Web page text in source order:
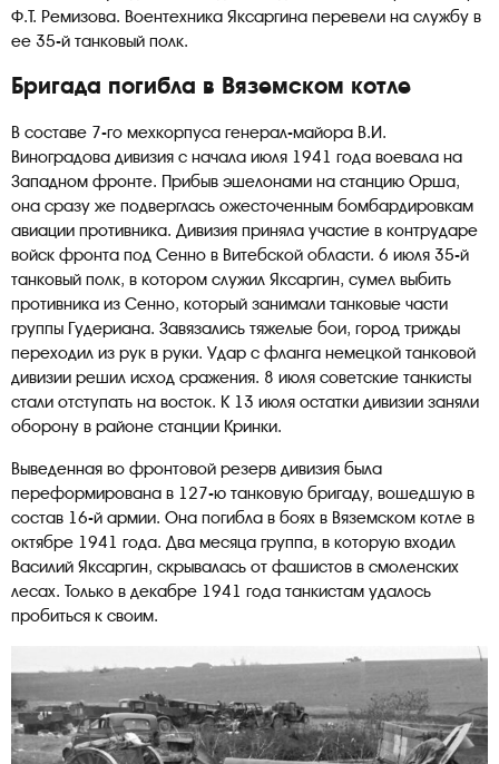
Ф.Т. Ремизова. Воентехника Яксаргина перевели на службу в
ее 35-й танковый полк.
Бригада погибла в Вяземском котле
В составе 7-го мехкорпуса генерал-майора В.И.
Виноградова дивизия с начала июля 1941 года воевала на
Западном фронте. Прибыв эшелонами на станцию Орша,
она сразу же подверглась ожесточенным бомбардировкам
авиации противника. Дивизия приняла участие в контрударе
войск фронта под Сенно в Витебской области. 6 июля 35-й
танковый полк, в котором служил Яксаргин, сумел выбить
противника из Сенно, который занимали танковые части
группы Гудериана. Завязались тяжелые бои, город трижды
переходил из рук в руки. Удар с фланга немецкой танковой
дивизии решил исход сражения. 8 июля советские танкисты
стали отступать на восток. К 13 июля остатки дивизии заняли
оборону в районе станции Кринки.
Выведенная во фронтовой резерв дивизия была
переформирована в 127-ю танковую бригаду, вошедшую в
состав 16-й армии. Она погибла в боях в Вяземском котле в
октябре 1941 года. Два месяца группа, в которую входил
Василий Яксаргин, скрывалась от фашистов в смоленских
лесах. Только в декабре 1941 года танкистам удалось
пробиться к своим.